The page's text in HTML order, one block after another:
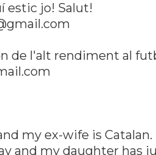
estic jo! Salut!
de l'alt rendiment al
my ex-wife is Catalan.
and my daughter has